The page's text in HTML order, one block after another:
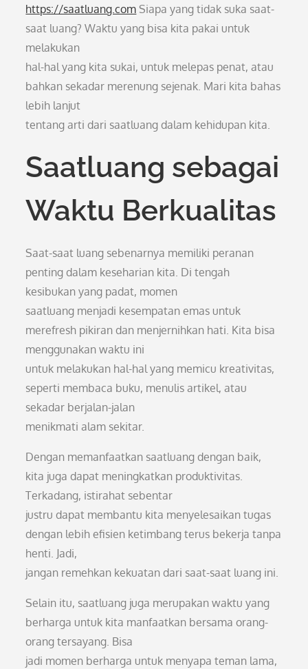
https://saatluang.com Siapa yang tidak suka saat-
saat luang? Waktu yang bisa kita pakai untuk
melakukan
hal-hal yang kita sukai, untuk melepas penat, atau
bahkan sekadar merenung sejenak. Mari kita bahas
lebih lanjut
tentang arti dari saatluang dalam kehidupan kita.
Saatluang sebagai
Waktu Berkualitas
Saat-saat luang sebenarnya memiliki peranan
penting dalam keseharian kita. Di tengah
kesibukan yang padat, momen
saatluang menjadi kesempatan emas untuk
merefresh pikiran dan menjernihkan hati. Kita bisa
menggunakan waktu ini
untuk melakukan hal-hal yang memicu kreativitas,
seperti membaca buku, menulis artikel, atau
sekadar berjalan-jalan
menikmati alam sekitar.
Dengan memanfaatkan saatluang dengan baik,
kita juga dapat meningkatkan produktivitas.
Terkadang, istirahat sebentar
justru dapat membantu kita menyelesaikan tugas
dengan lebih efisien ketimbang terus bekerja tanpa
henti. Jadi,
jangan remehkan kekuatan dari saat-saat luang ini.
Selain itu, saatluang juga merupakan waktu yang
berharga untuk kita manfaatkan bersama orang-
orang tersayang. Bisa
jadi momen berharga untuk menyapa teman lama,